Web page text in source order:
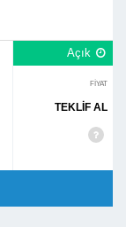
Açık 
FİYAT
TEKLİF AL